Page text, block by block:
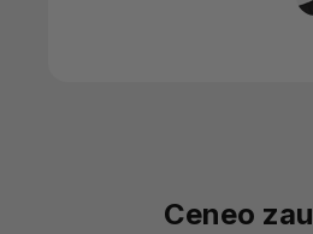
Ceneo